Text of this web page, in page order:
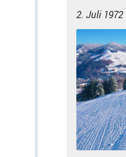
2. Juli 1972